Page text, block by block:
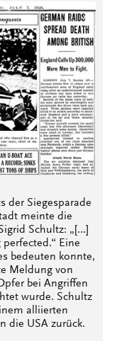
der Siegesparade
meinte die
Schultz: „[…]
perfected.“ Eine
bedeuten konnte,
Meldung von
bei Angriffen
wurde. Schultz
alliierten
die USA zurück.